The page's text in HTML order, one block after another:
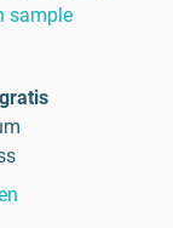
sample
gratis